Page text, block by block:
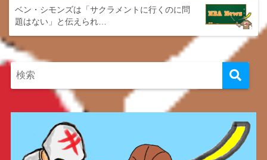
ベン・シモンズは「サクラメントに行くのに問
題はない」と伝えられ…